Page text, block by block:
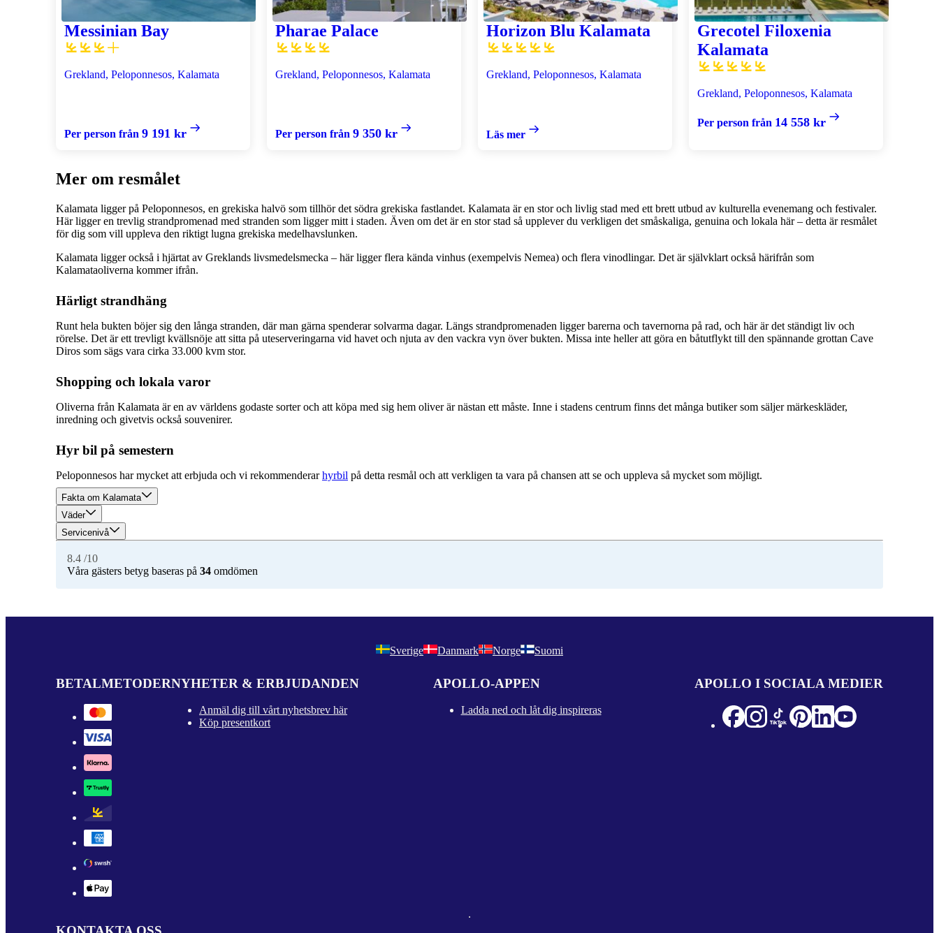
Messinian Bay
Grekland, Peloponnesos, Kalamata
Per person från 9 191 kr
Pharae Palace
Grekland, Peloponnesos, Kalamata
Per person från 9 350 kr
Horizon Blu Kalamata
Grekland, Peloponnesos, Kalamata
Läs mer
Grecotel Filoxenia
Kalamata
Grekland, Peloponnesos, Kalamata
Per person från 14 558 kr
Mer om resmålet
Kalamata ligger på Peloponnesos, en grekiska halvö som tillhör det södra grekiska fastlandet. Kalamata är en stor och livlig stad med ett brett utbud av kulturella evenemang och festivaler.
Här ligger en trevlig strandpromenad med stranden som ligger mitt i staden. Även om det är en stor stad så upplever du verkligen det småskaliga, genuina och lokala här – detta är resmålet
för dig som vill uppleva den riktigt lugna grekiska medelhavslunken.
Kalamata ligger också i hjärtat av Greklands livsmedelsmecka – här ligger flera kända vinhus (exempelvis Nemea) och flera vinodlingar. Det är självklart också härifrån som
Kalamataoliverna kommer ifrån.
Härligt strandhäng
Runt hela bukten böjer sig den långa stranden, där man gärna spenderar solvarma dagar. Längs strandpromenaden ligger barerna och tavernorna på rad, och här är det ständigt liv och
rörelse. Det är ett trevligt kvällsnöje att sitta på uteserveringarna vid havet och njuta av den vackra vyn över bukten. Missa inte heller att göra en båtutflykt till den spännande grottan Cave
Diros som sägs vara cirka 33.000 kvm stor.
Shopping och lokala varor
Oliverna från Kalamata är en av världens godaste sorter och att köpa med sig hem oliver är nästan ett måste. Inne i stadens centrum finns det många butiker som säljer märkeskläder,
inredning och givetvis också souvenirer.
Hyr bil på semestern
Peloponnesos har mycket att erbjuda och vi rekommenderarhyrbil på detta resmål och att verkligen ta vara på chansen att se och uppleva så mycket som möjligt.
Fakta om Kalamata
Väder
Servicenivå
8.4 /10
Våra gästers betyg baseras på 34 omdömen
Sverige Danmark Norge Suomi
BETALMETODERNYHETER & ERBJUDANDEN
Anmäl dig till vårt nyhetsbrev här
Köp presentkort
APOLLO-APPEN
Ladda ned och låt dig inspireras
APOLLO I SOCIALA MEDIER